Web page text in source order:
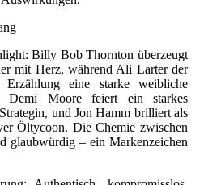
Billy Bob Thornton überzeugt
mit Herz, während Ali Larter der
eine starke weibliche
Demi Moore feiert ein starkes
und Jon Hamm brilliert als
Öltycoon. Die Chemie zwischen
glaubwürdig – ein Markenzeichen